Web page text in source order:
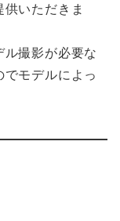
いただきま
撮影が必要な
モデルによっ